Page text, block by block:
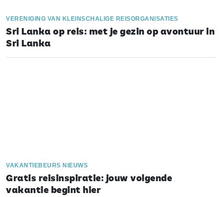
VERENIGING VAN KLEINSCHALIGE REISORGANISATIES
Sri Lanka op reis: met je gezin op avontuur in
Sri Lanka
VAKANTIEBEURS NIEUWS
Gratis reisinspiratie: jouw volgende
vakantie begint hier